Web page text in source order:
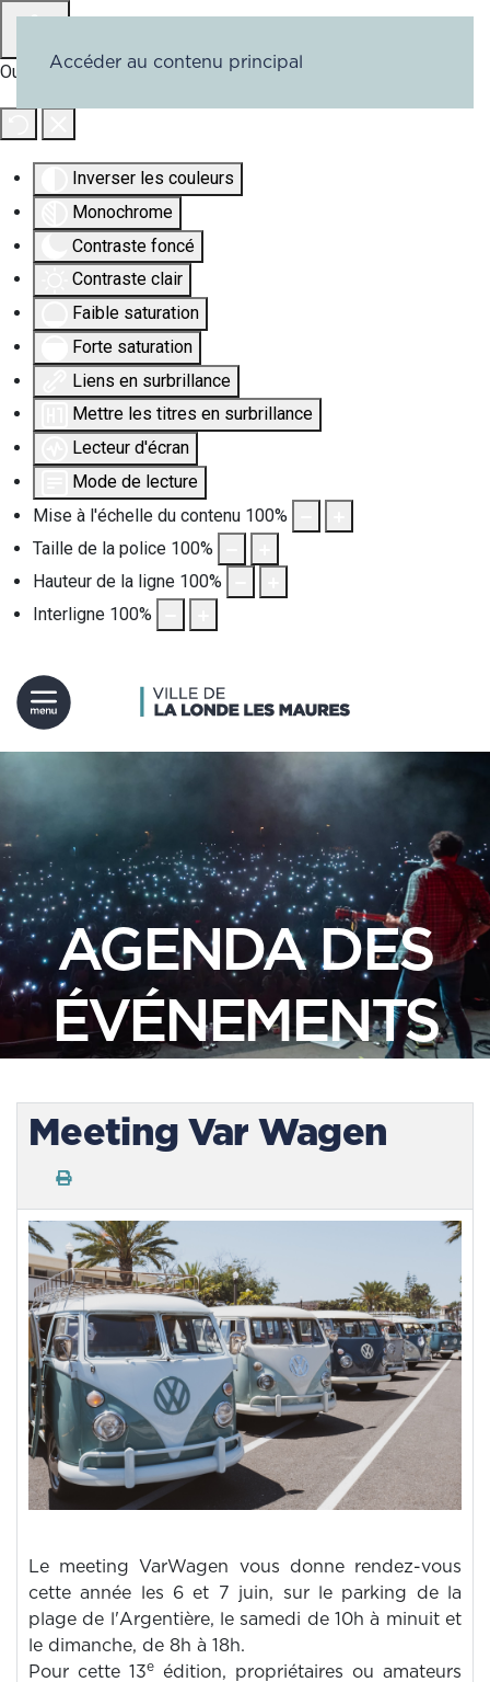
Outils d'accessibilité
Inverser les couleurs
Monochrome
Contraste foncé
Contraste clair
Faible saturation
Forte saturation
Liens en surbrillance
Mettre les titres en surbrillance
Lecteur d'écran
Mode de lecture
Mise à l'échelle du contenu 100%
Taille de la police 100%
Hauteur de la ligne 100%
Interligne 100%
Accéder au contenu principal
AGENDA DES
ÉVÉNEMENTS
Meeting Var Wagen
Le meeting VarWagen vous donne rendez-vous
cette année les 6 et 7 juin, sur le parking de la
plage de l'Argentière, le samedi de 10h à minuit et
le dimanche, de 8h à 18h.
Pour cette 13e
édition, propriétaires ou amateurs